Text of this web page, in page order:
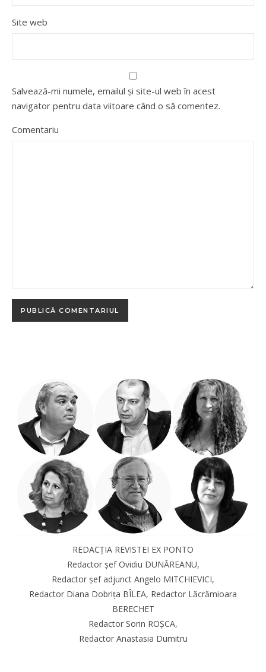
Site web
Salvează-mi numele, emailul și site-ul web în acest
navigator pentru data viitoare când o să comentez.
Comentariu
REDACȚIA REVISTEI EX PONTO
Redactor șef Ovidiu DUNĂREANU,
Redactor șef adjunct Angelo MITCHIEVICI,
Redactor Diana Dobrița BÎLEA, Redactor Lăcrămioara
BERECHET
Redactor Sorin ROȘCA,
Redactor Anastasia Dumitru